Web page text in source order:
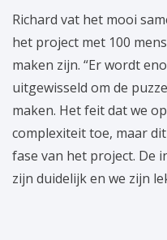
Richard vat het mooi
het project met 100
maken zijn. “Er wordt
uitgewisseld om de
maken. Het feit dat we
complexiteit toe, maar
fase van het project. De
zijn duidelijk en we zijn